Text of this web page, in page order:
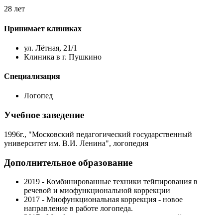
28 лет
Принимает клиниках
ул. Лëтная, 21/1
Клиника в г. Пушкино
Специализация
Логопед
Учебное заведение
1996г., "Московский педагогический государственный
университет им. В.И. Ленина", логопедия
Дополнительное образование
2019 - Комбинированные техники тейпирования в
речевой и миофункциональной коррекции
2017 - Миофункциональная коррекция - новое
направление в работе логопеда.